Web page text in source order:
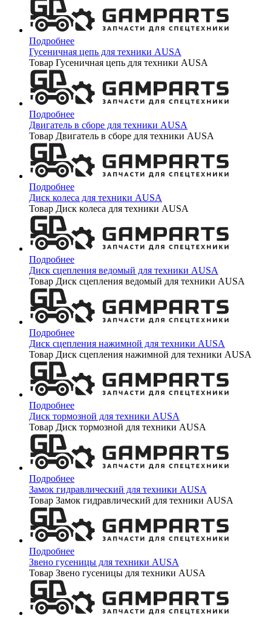
Подробнее
Гусеничная цепь для техники AUSA
Товар Гусеничная цепь для техники AUSA
Подробнее
Двигатель в сборе для техники AUSA
Товар Двигатель в сборе для техники AUSA
Подробнее
Диск колеса для техники AUSA
Товар Диск колеса для техники AUSA
Подробнее
Диск сцепления ведомый для техники AUSA
Товар Диск сцепления ведомый для техники AUSA
Подробнее
Диск сцепления нажимной для техники AUSA
Товар Диск сцепления нажимной для техники AUSA
Подробнее
Диск тормозной для техники AUSA
Товар Диск тормозной для техники AUSA
Подробнее
Замок гидравлический для техники AUSA
Товар Замок гидравлический для техники AUSA
Подробнее
Звено гусеницы для техники AUSA
Товар Звено гусеницы для техники AUSA